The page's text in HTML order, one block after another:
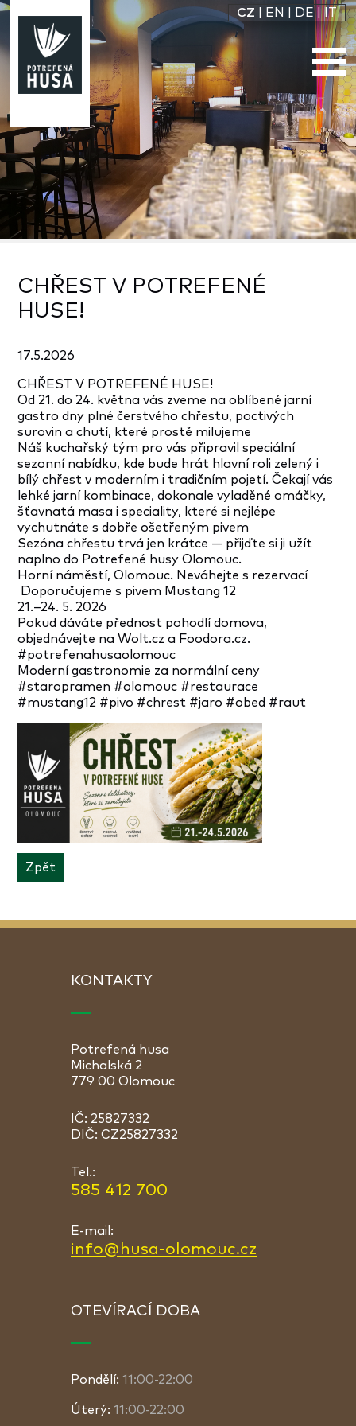
CZ EN DE|IT
CHŘEST V POTREFENÉ
HUSE!
17.5.2026
CHŘEST V POTREFENÉ HUSE!
Od 21. do 24. května vás zveme na oblíbené jarní
gastro dny plné čerstvého chřestu, poctivých
surovin a chutí, které prostě milujeme
Náš kuchařský tým pro vás připravil speciální
sezonní nabídku, kde bude hrát hlavní roli zelený i
bílý chřest v moderním i tradičním pojetí. Čekají vás
lehké jarní kombinace, dokonale vyladěné omáčky,
šťavnatá masa i speciality, které si nejlépe
vychutnáte s dobře ošetřeným pivem
Sezóna chřestu trvá jen krátce — přijďte si ji užít
naplno do Potrefené husy Olomouc.
Horní náměstí, Olomouc. Neváhejte s rezervací
Doporučujeme s pivem Mustang 12
21.–24. 5. 2026
Pokud dáváte přednost pohodlí domova,
objednávejte na Wolt.cz a Foodora.cz.
#potrefenahusaolomouc
Moderní gastronomie za normální ceny
#staropramen #olomouc #restaurace
#mustang12 #pivo #chrest #jaro #obed #raut
Zpět
KONTAKTY
Potrefená husa
Michalská 2
779 00 Olomouc
IČ: 25827332
DIČ: CZ25827332
Tel.:
585 412 700
E-mail:
info@husa-olomouc.cz
OTEVÍRACÍ DOBA
Pondělí: 11:00-22:00
Úterý: 11:00-22:00